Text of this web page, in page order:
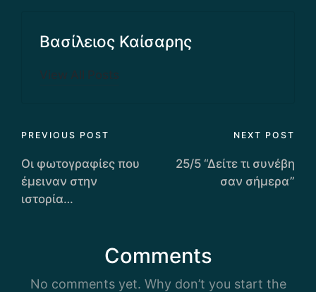
Βασίλειος Καίσαρης
View All Posts
Post
navigation
PREVIOUS POST
Οι φωτογραφίες που
έμειναν στην
ιστορία…
NEXT POST
25/5 “Δείτε τι συνέβη
σαν σήμερα”
Comments
No comments yet. Why don’t you start the